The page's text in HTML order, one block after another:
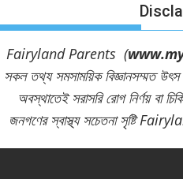
Fairyland Parents (
সকল তথ্য সমসাময়িক বিজ্ঞানসম্মত
অবস্থাতেই সরাসরি রোগ নির্ণয় বা
জনগণের স্বাস্থ্য সচেতনা সৃষ্টি